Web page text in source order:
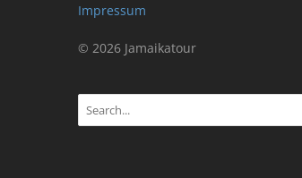
Impressum
© 2026 Jamaikatour